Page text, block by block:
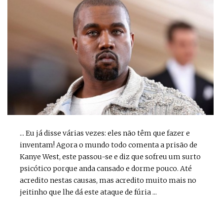
... Eu já disse várias vezes: eles não têm que fazer e
inventam! Agora o mundo todo comenta a prisão de
Kanye West, este passou-se e diz que sofreu um surto
psicótico porque anda cansado e dorme pouco. Até
acredito nestas causas, mas acredito muito mais no
jeitinho que lhe dá este ataque de fúria ...